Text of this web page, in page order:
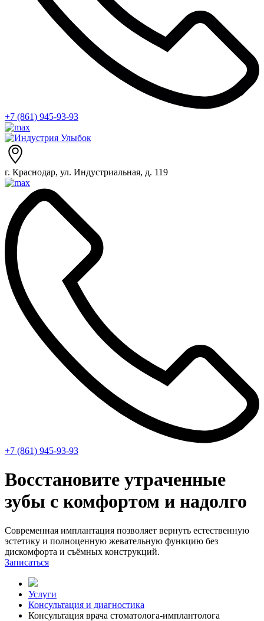
+7 (861) 945-93-93
г. Краснодар, ул. Индустриальная, д. 119
+7 (861) 945-93-93
Восстановите утраченные
зубы с комфортом и надолго
Современная имплантация позволяет вернуть естественную
эстетику и полноценную жевательную функцию без
дискомфорта и съёмных конструкций.
Записаться
Услуги
Консультация и диагностика
Консультация врача стоматолога-имплантолога